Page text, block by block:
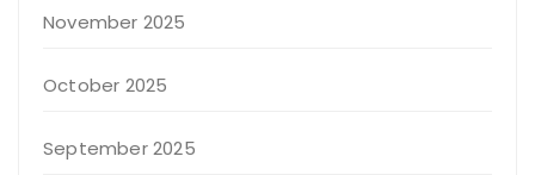
November 2025
October 2025
September 2025